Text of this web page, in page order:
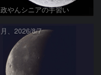
政やんシニアの手習い
月、2026/8/7